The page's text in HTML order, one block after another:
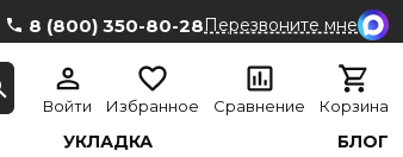
8 (800) 350-80-28Перезвоните мне
Войти Избранное Сравнение Корзина
УКЛАДКА БЛОГ